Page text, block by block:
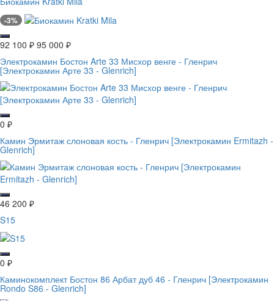
-3%
92 100 ₽ 95 000 ₽
Электрокамин Бостон Arte 33 Мисхор венге - Гленрич
[Электрокамин Арте 33 - Glenrich]
0 ₽
Камин Эрмитаж слоновая кость - Гленрич [Электрокамин Ermitazh -
Glenrich]
46 200 ₽
S15
0 ₽
Каминокомплект Бостон 86 Арбат дуб 46 - Гленрич [Электрокамин
Rondo S86 - Glenrich]